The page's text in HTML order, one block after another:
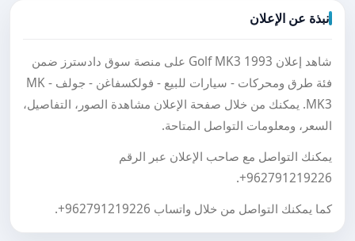
نبذة عن الإعلان
شاهد إعلان Golf MK3 1993 على منصة سوق دادسترز ضمن
فئة طرق ومحركات - سيارات للبيع - فولكسفاغن - جولف MK -
MK3. يمكنك من خلال صفحة الإعلان مشاهدة الصور، التفاصيل،
السعر، ومعلومات التواصل المتاحة.
يمكنك التواصل مع صاحب الإعلان عبر الرقم
+962791219226
.
كما يمكنك التواصل من خلال واتساب +962791219226
.